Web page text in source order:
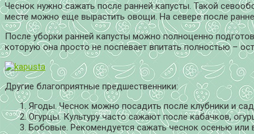
Чеснок нужно сажать после ранней капусты. Такой
месте можно еще вырастить овощи. На севере после
После уборки ранней капусты можно полноценно
которую она просто не поспевает впитать полностью –
Другие благоприятные предшественники:
Ягоды. Чеснок можно посадить после клубники и
Огурцы. Культуру часто сажают после кабачков,
Бобовые. Рекомендуется сажать чеснок осенью